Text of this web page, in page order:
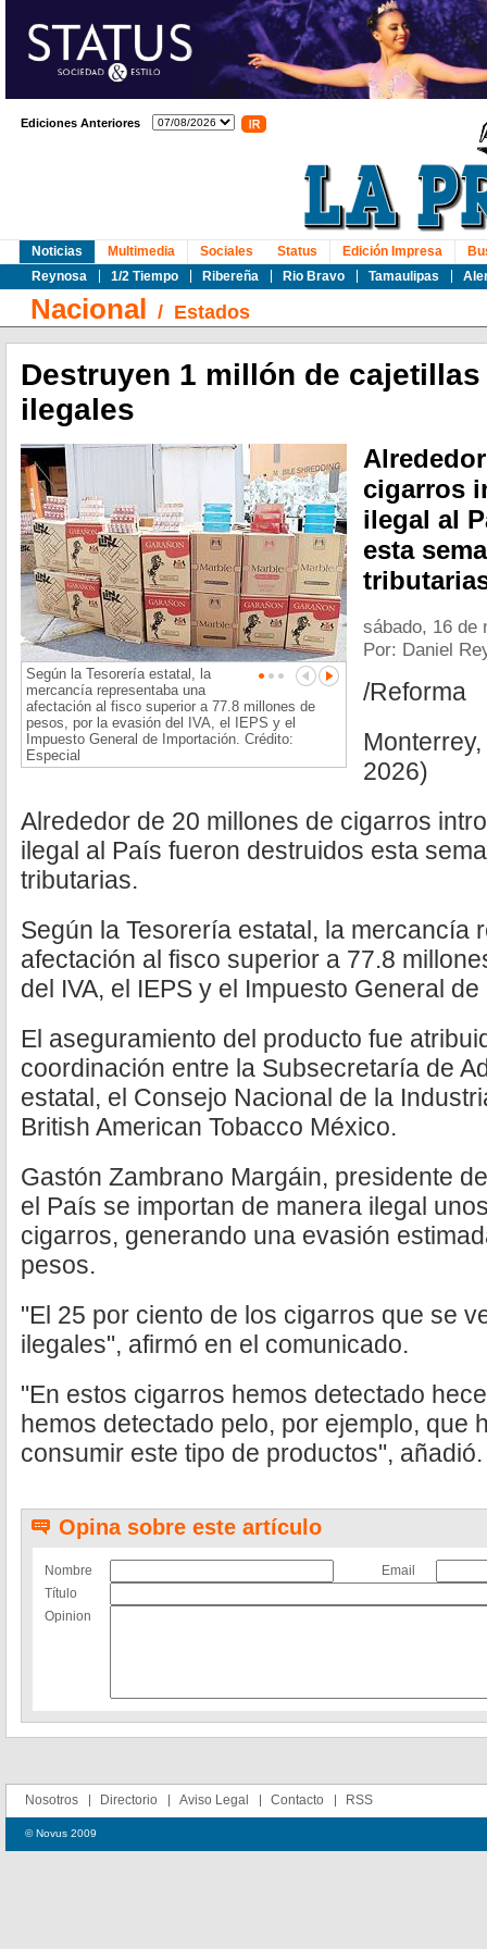
Ediciones Anteriores
Noticias
Reynosa
1/2 Tiempo Ribereña Rio Bravo Tamaulipas
Multimedia Sociales Status Edición Impresa
Nacional / Estados
Destruyen 1 millón de
ilegales
Según la Tesorería estatal, la
mercancía representaba una
afectación al fisco superior a 77.8 millones de
pesos, por la evasión del IVA, el IEPS y el
Impuesto General de Importación. Crédito:
Especial
cigarros
ilegal al
esta
sábado, 16 de
Por: Daniel
/Reforma
2026)
Alrededor de 20 millones de cigarros
ilegal al País fueron destruidos esta
tributarias.
Según la Tesorería estatal, la mercancía
afectación al fisco superior a 77.8
del IVA, el IEPS y el Impuesto General
El aseguramiento del producto fue
coordinación entre la Subsecretaría de
estatal, el Consejo Nacional de la
British American Tobacco México.
Gastón Zambrano Margáin, presidente
el País se importan de manera ilegal
cigarros, generando una evasión
pesos.
"El 25 por ciento de los cigarros que se
ilegales", afirmó en el comunicado.
"En estos cigarros hemos detectado
hemos detectado pelo, por ejemplo, que
consumir este tipo de productos", añadió.
Opina sobre este artículo
Nombre
Email
Título
Opinion
Nosotros Directorio Aviso Legal Contacto RSS
© Novus 2009